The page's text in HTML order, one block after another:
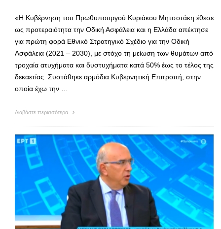
«Η Κυβέρνηση του Πρωθυπουργού Κυριάκου Μητσοτάκη έθεσε
ως προτεραιότητα την Οδική Ασφάλεια και η Ελλάδα απέκτησε
για πρώτη φορά Εθνικό Στρατηγικό Σχέδιο για την Οδική
Ασφάλεια (2021 – 2030), με στόχο τη μείωση των θυμάτων από
τροχαία ατυχήματα και δυστυχήματα κατά 50% έως το τέλος της
δεκαετίας. Συστάθηκε αρμόδια Κυβερνητική Επιτροπή, στην
οποία έχω την …
Διαβάστε περισσότερα